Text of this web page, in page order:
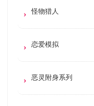
怪物猎人
恋爱模拟
恶灵附身系列